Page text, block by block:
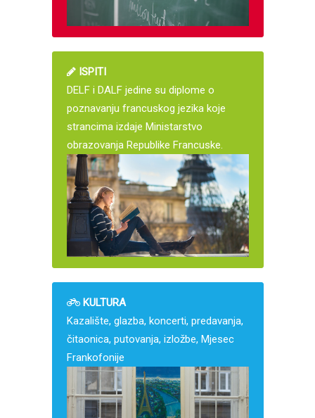
ISPITI
DELF i DALF jedine su diplome o
poznavanju francuskog jezika koje
strancima izdaje Ministarstvo
obrazovanja Republike Francuske.
KULTURA
Kazalište, glazba, koncerti, predavanja,
čitaonica, putovanja, izložbe, Mjesec
Frankofonije